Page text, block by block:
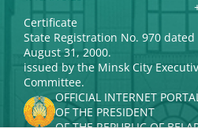
Certificate
State Registration No. 970 dated
August 31, 2000.
issued by the Minsk City
Committee.
OFFICIAL INTERNET PORTAL
OF THE PRESIDENT